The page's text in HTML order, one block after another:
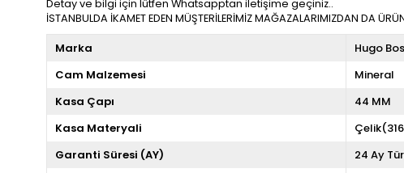
Detay ve bilgi için lütfen Whatsapptan iletişime geçiniz..
İSTANBULDA İKAMET EDEN MÜŞTERİLERİMİZ MAĞAZALARIMIZDAN DA
Marka
Hugo
Cam Malzemesi
Mineral
Kasa Çapı
44 MM
Kasa Materyali
Garanti Süresi (AY)
24 Ay